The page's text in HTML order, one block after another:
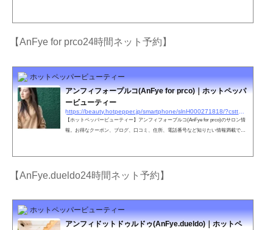
【AnFye for prco24時間ネット予約】
ホットペッパービューティー
アンフィフォープルコ(AnFye for prco)｜ホットペッパ
ービューティー
【ホットペッパービューティー】アンフィフォープルコ(AnFye for prco)のサロン情
報。お得なクーポン、ブログ、口コミ、住所、電話番号など知りたい情報満載で
【AnFye.dueldo24時間ネット予約】
ホットペッパービューティー
アンフィドットドゥルドゥ(AnFye.dueldo)｜ホットペ